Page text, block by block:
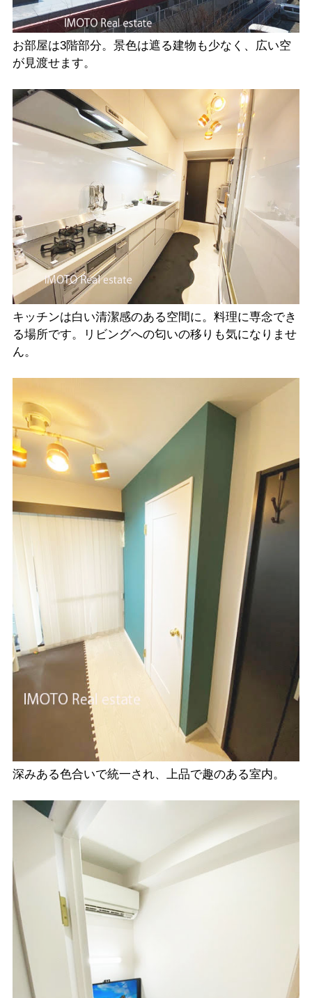
お部屋は3階部分。景色は遮る建物も少なく、広い空
が見渡せます。
キッチンは白い清潔感のある空間に。料理に専念でき
る場所です。リビングへの匂いの移りも気になりませ
ん。
深みある色合いで統一され、上品で趣のある室内。